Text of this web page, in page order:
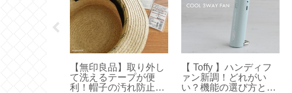
【無印良品】取り外し
て洗えるテープが便
利！帽子の汚れ防止テ
【 Toffy 】ハンディフ
ァン新調！どれがい
い？機能の選び方と使